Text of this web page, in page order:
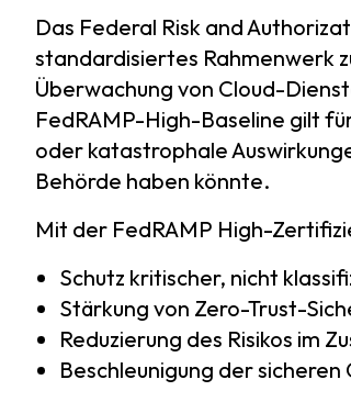
Das Federal Risk and
standardisiertes Rahmenwerk
Überwachung von Cloud-
FedRAMP-High-Baseline gilt
oder katastrophale
Behörde haben könnte.
Mit der FedRAMP High-
Schutz kritischer, nicht
Stärkung von Zero-Trust-
Reduzierung des Risikos im
Beschleunigung der